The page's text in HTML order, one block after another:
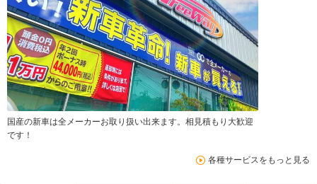
国産の新車は全メーカーお取り扱い出来ます。相見積もり大歓迎
です！
各種サービスをもっと見る